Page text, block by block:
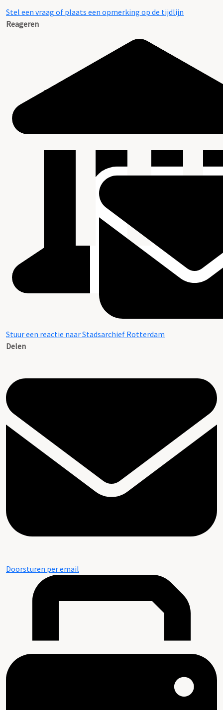
Stel een vraag of plaats een opmerking op de tijdlijn
Reageren
Stuur een reactie naar Stadsarchief Rotterdam
Delen
Doorsturen per email